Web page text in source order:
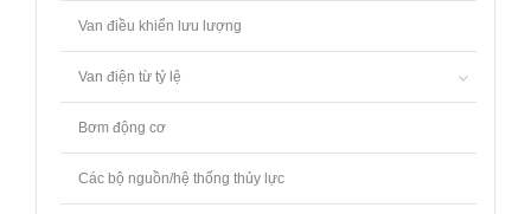
Van điều khiển lưu lượng
Van điện từ tỷ lệ
Bơm động cơ
Các bộ nguồn/hệ thống thủy lực